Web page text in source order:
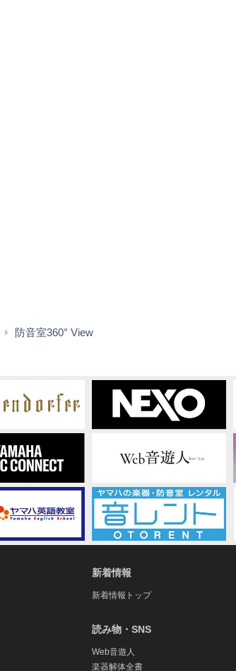
防音室360° View
新着情報
新着情報トップ
読み物・SNS
Web音遊人
楽器解体全書